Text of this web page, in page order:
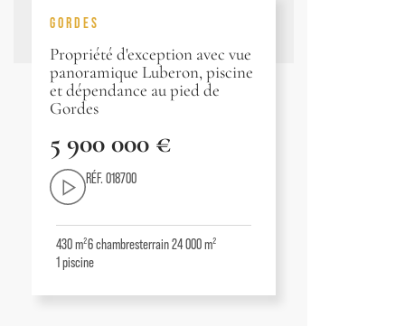
GORDES
Propriété d'exception avec vue
panoramique Luberon, piscine
et dépendance au pied de
Gordes
5 900 000 €
RÉF. 018700
430 m²6chambresterrain 24 000 m²
1piscine